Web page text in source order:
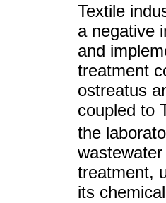
Textile
a negative
and
treatment
ostreatus
coupled to
the
treatment,
its